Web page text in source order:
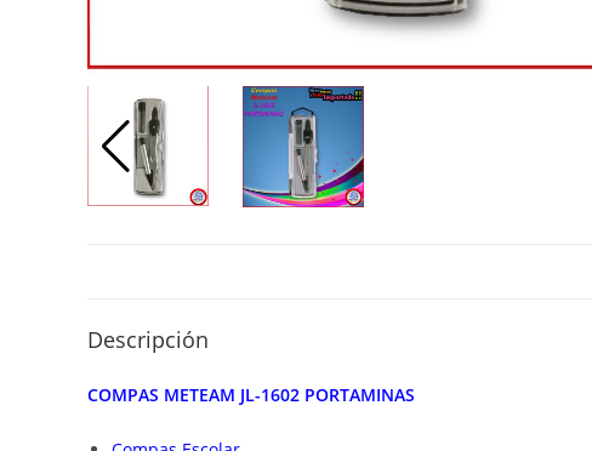
Descripción
COMPAS METEAM JL-1602 PORTAMINAS